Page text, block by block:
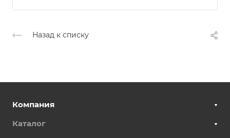
Назад к списку
Компания
Каталог